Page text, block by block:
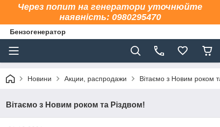
Через попит на генератори уточнюйте
наявність: 0980295470
Бензогенератор
Новини Акции, распродажи Вітаємо з Новим роком
Вітаємо з Новим роком та Різдвом!